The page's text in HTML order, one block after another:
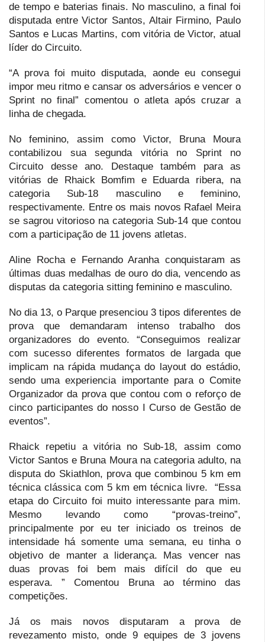
de tempo e baterias finais. No masculino, a final foi
disputada entre Victor Santos, Altair Firmino, Paulo
Santos e Lucas Martins, com vitória de Victor, atual
líder do Circuito.
“A prova foi muito disputada, aonde eu consegui
impor meu ritmo e cansar os adversários e vencer o
Sprint no final” comentou o atleta após cruzar a
linha de chegada.
No feminino, assim como Victor, Bruna Moura
contabilizou sua segunda vitória no Sprint no
Circuito desse ano. Destaque também para as
vitórias de Rhaick Bomfim e Eduarda ribera, na
categoria Sub-18 masculino e feminino,
respectivamente. Entre os mais novos Rafael Meira
se sagrou vitorioso na categoria Sub-14 que contou
com a participação de 11 jovens atletas.
Aline Rocha e Fernando Aranha conquistaram as
últimas duas medalhas de ouro do dia, vencendo as
disputas da categoria sitting feminino e masculino.
No dia 13, o Parque presenciou 3 tipos diferentes de
prova que demandaram intenso trabalho dos
organizadores do evento. “Conseguimos realizar
com sucesso diferentes formatos de largada que
implicam na rápida mudança do layout do estádio,
sendo uma experiencia importante para o Comite
Organizador da prova que contou com o reforço de
cinco participantes do nosso I Curso de Gestão de
eventos”.
Rhaick repetiu a vitória no Sub-18, assim como
Victor Santos e Bruna Moura na categoria adulto, na
disputa do Skiathlon, prova que combinou 5 km em
técnica clássica com 5 km em técnica livre. “Essa
etapa do Circuito foi muito interessante para mim.
Mesmo levando como “provas-treino”,
principalmente por eu ter iniciado os treinos de
intensidade há somente uma semana, eu tinha o
objetivo de manter a liderança. Mas vencer nas
duas provas foi bem mais difícil do que eu
esperava. ” Comentou Bruna ao término das
competições.
Já os mais novos disputaram a prova de
revezamento misto, onde 9 equipes de 3 jovens